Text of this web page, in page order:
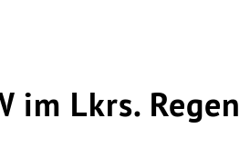
im Lkrs. Regen